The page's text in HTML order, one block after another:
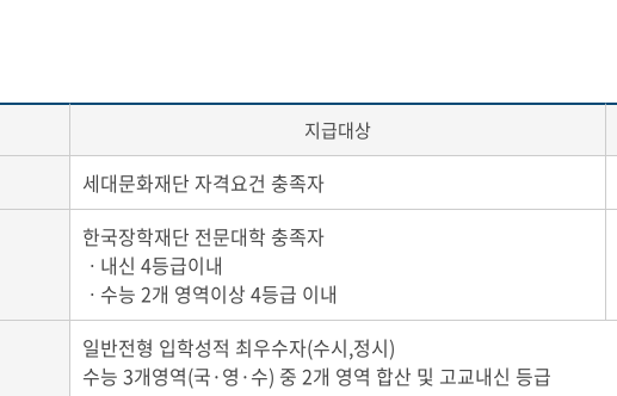
지급대상
세대문화재단 자격요건 충족자
한국장학재단 전문대학 충족자
ㆍ내신 4등급이내
ㆍ수능 2개 영역이상 4등급 이내
일반전형 입학성적 최우수자(수시,정시)
수능 3개영역(국·영·수) 중 2개 영역 합산 및 고교내신 등급